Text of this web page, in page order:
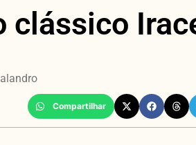
Compartilhar